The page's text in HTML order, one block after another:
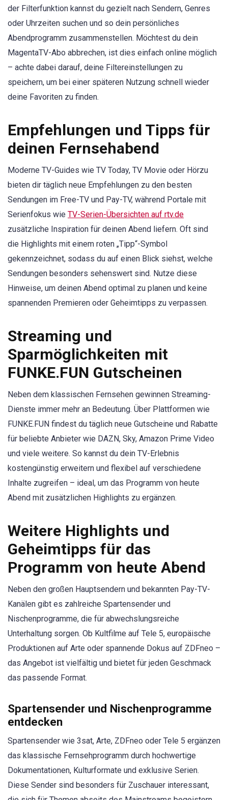
der Filterfunktion kannst du gezielt nach Sendern, Genres
oder Uhrzeiten suchen und so dein persönliches
Abendprogramm zusammenstellen. Möchtest du dein
MagentaTV-Abo abbrechen, ist dies einfach online möglich
– achte dabei darauf, deine Filtereinstellungen zu
speichern, um bei einer späteren Nutzung schnell wieder
deine Favoriten zu finden.
Empfehlungen und Tipps für
deinen Fernsehabend
Moderne TV-Guides wie TV Today, TV Movie oder Hörzu
bieten dir täglich neue Empfehlungen zu den besten
Sendungen im Free-TV und Pay-TV, während Portale mit
Serienfokus wie TV-Serien-Übersichten auf rtv.de
zusätzliche Inspiration für deinen Abend liefern. Oft sind
die Highlights mit einem roten „Tipp“-Symbol
gekennzeichnet, sodass du auf einen Blick siehst, welche
Sendungen besonders sehenswert sind. Nutze diese
Hinweise, um deinen Abend optimal zu planen und keine
spannenden Premieren oder Geheimtipps zu verpassen.
Streaming und
Sparmöglichkeiten mit
FUNKE.FUN Gutscheinen
Neben dem klassischen Fernsehen gewinnen Streaming-
Dienste immer mehr an Bedeutung. Über Plattformen wie
FUNKE.FUN findest du täglich neue Gutscheine und Rabatte
für beliebte Anbieter wie DAZN, Sky, Amazon Prime Video
und viele weitere. So kannst du dein TV-Erlebnis
kostengünstig erweitern und flexibel auf verschiedene
Inhalte zugreifen – ideal, um das Programm von heute
Abend mit zusätzlichen Highlights zu ergänzen.
Weitere Highlights und
Geheimtipps für das
Programm von heute Abend
Neben den großen Hauptsendern und bekannten Pay-TV-
Kanälen gibt es zahlreiche Spartensender und
Nischenprogramme, die für abwechslungsreiche
Unterhaltung sorgen. Ob Kultfilme auf Tele 5, europäische
Produktionen auf Arte oder spannende Dokus auf ZDFneo –
das Angebot ist vielfältig und bietet für jeden Geschmack
das passende Format.
Spartensender und Nischenprogramme
entdecken
Spartensender wie 3sat, Arte, ZDFneo oder Tele 5 ergänzen
das klassische Fernsehprogramm durch hochwertige
Dokumentationen, Kulturformate und exklusive Serien.
Diese Sender sind besonders für Zuschauer interessant,